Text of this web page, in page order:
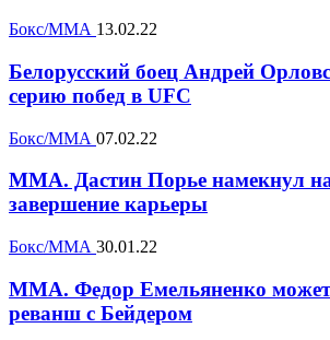
Бокс/ММА 13.02.22
Белорусский боец Андрей
серию побед в UFC
Бокс/ММА 07.02.22
MMA. Дастин Порье намекнул
завершение карьеры
Бокс/ММА 30.01.22
MMA. Федор Емельяненко может
реванш с Бейдером